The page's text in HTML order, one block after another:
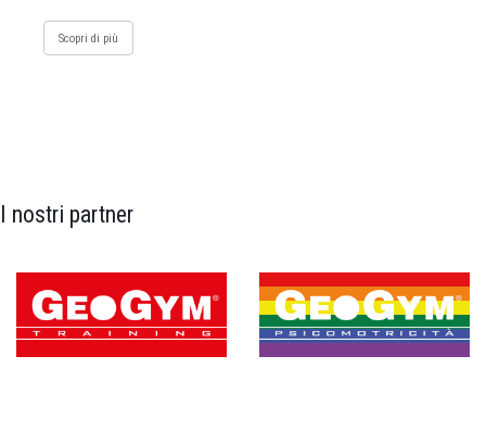
Scopri di più
I nostri partner